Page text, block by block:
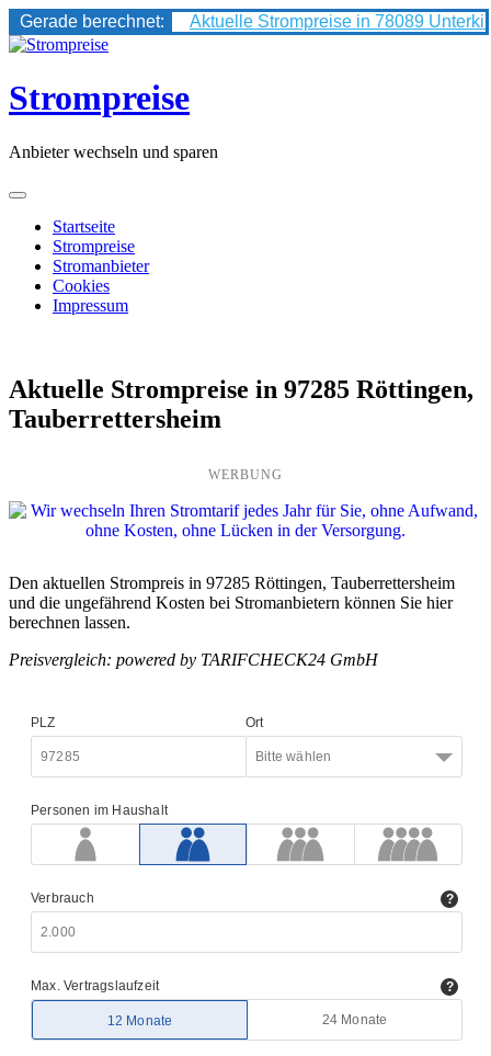
Gerade berechnet:
Aktuelle Strompreise in 78089
Skip
content
Strompreise
Anbieter wechseln und sparen
Startseite
Strompreise
Stromanbieter
Cookies
Impressum
Aktuelle Strompreise in 97285 Röttingen,
Tauberrettersheim
WERBUNG
Den aktuellen Strompreis in 97285 Röttingen, Tauberrettersheim
und die ungefährend Kosten bei Stromanbietern können Sie hier
berechnen lassen.
Preisvergleich: powered by TARIFCHECK24 GmbH